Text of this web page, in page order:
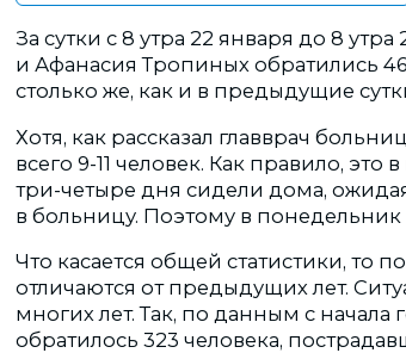
За сутки с 8 утра 22 января до 8
и Афанасия Тропиных обратились
столько же, как и в предыдущие
Хотя, как рассказал главврач
всего 9-11 человек. Как правило,
три-четыре дня сидели дома,
в больницу. Поэтому в понедельник
Что касается общей статистики, то
отличаются от предыдущих лет.
многих лет. Так, по данным с начала
обратилось 323 человека,